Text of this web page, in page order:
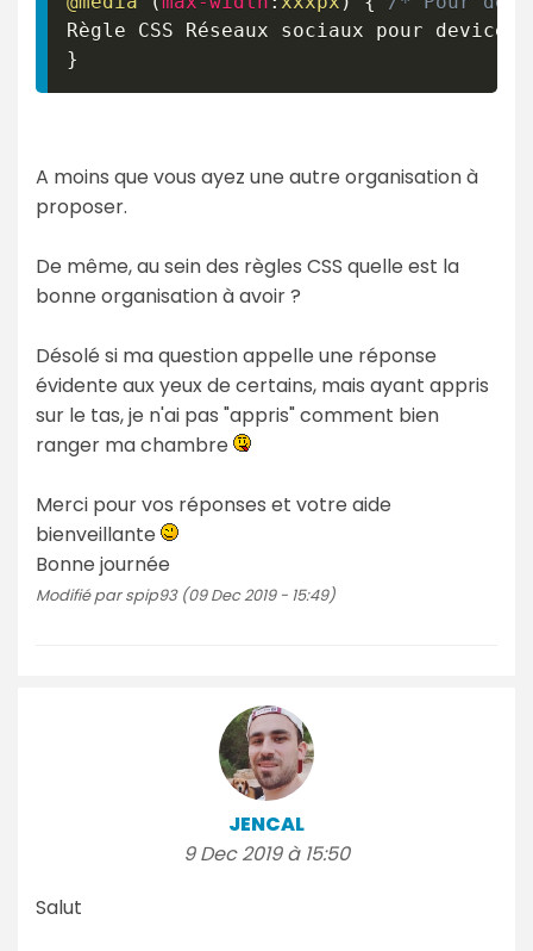
Règle CSS Réseaux sociaux pour device
}
A moins que vous ayez une autre organisation à
proposer.
De même, au sein des règles CSS quelle est la
bonne organisation à avoir ?
Désolé si ma question appelle une réponse
évidente aux yeux de certains, mais ayant appris
sur le tas, je n'ai pas "appris" comment bien
ranger ma chambre
Merci pour vos réponses et votre aide
bienveillante
Bonne journée
Modifié par spip93 (09 Dec 2019 - 15:49)
JENCAL
9 Dec 2019 à 15:50
Salut